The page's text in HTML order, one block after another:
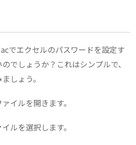
でエクセルのパスワードを設定す
でしょうか？これはシンプルで、
しょう。
イルを開きます。
ルを選択します。